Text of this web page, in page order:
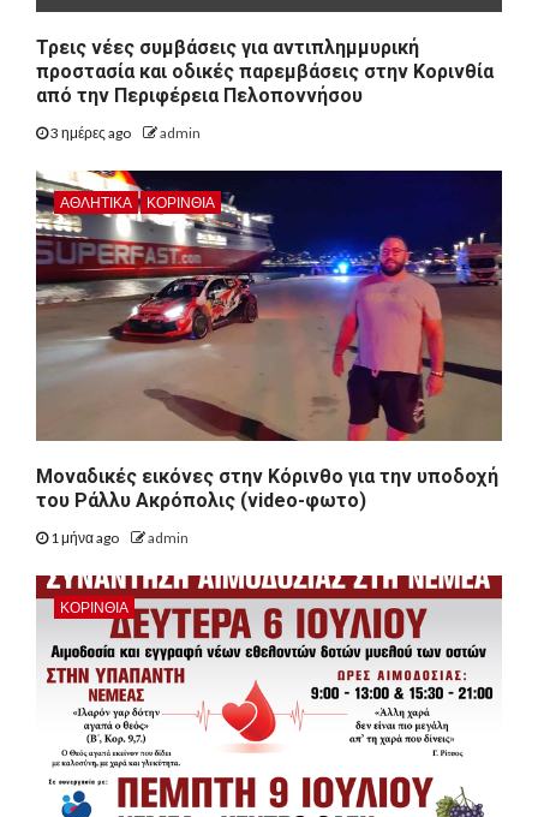
Τρεις νέες συμβάσεις για αντιπλημμυρική
προστασία και οδικές παρεμβάσεις στην Κορινθία
από την Περιφέρεια Πελοποννήσου
3 ημέρες ago admin
ΑΘΛΗΤΙΚΑ ΚΟΡΙΝΘΊΑ
Μοναδικές εικόνες στην Κόρινθο για την υποδοχή
του Ράλλυ Ακρόπολις (video-φωτο)
1 μήνα ago admin
ΚΟΡΙΝΘΊΑ